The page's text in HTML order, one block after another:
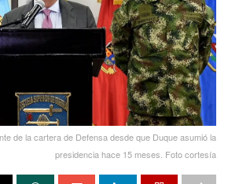
de la cartera de Defensa desde que Duque asumió la
presidencia hace 15 meses. Foto cortesía